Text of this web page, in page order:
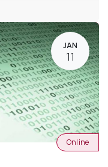
JAN
11
Online